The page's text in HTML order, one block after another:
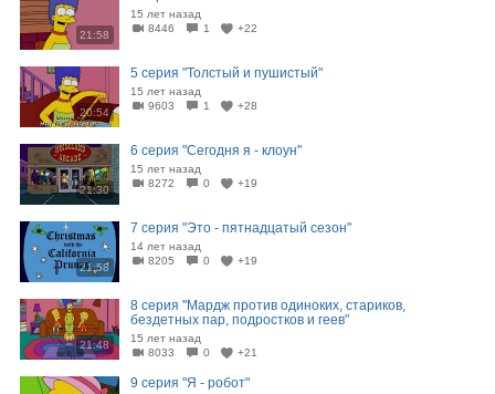
21:58
15 лет назад
8446
1 +22
20:54
5 серия "Толстый и пушистый"
15 лет назад
9603
1 +28
21:30
6 серия "Сегодня я - клоун"
15 лет назад
8272
0 +19
21:58
7 серия "Это - пятнадцатый сезон"
14 лет назад
8205
0 +19
21:48
8 серия "Мардж против одиноких, стариков,
бездетных пар, подростков и геев"
15 лет назад
8033
0 +21
9 серия "Я - робот"